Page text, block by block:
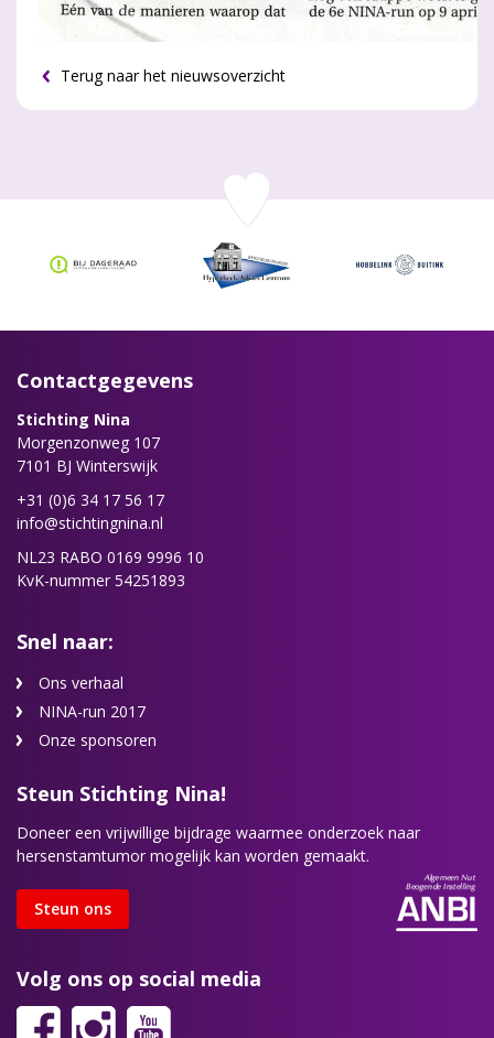
Terug naar het nieuwsoverzicht
Contactgegevens
Stichting Nina
Morgenzonweg 107
7101 BJ Winterswijk
+31 (0)6 34 17 56 17
info@stichtingnina.nl
NL23 RABO 0169 9996 10
KvK-nummer 54251893
Snel naar:
Ons verhaal
NINA-run 2017
Onze sponsoren
Steun Stichting Nina!
Doneer een vrijwillige bijdrage waarmee onderzoek naar
hersenstamtumor mogelijk kan worden gemaakt.
Steun ons
Volg ons op social media